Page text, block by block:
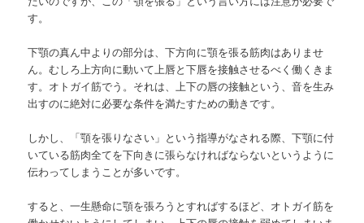
す。
下顎の真ん中よりの部分は、下方向に顎を張る筋肉はありませ
ん。むしろ上方向に動いて上唇と下唇を接触させるべく働くきま
す。オトガイ筋でう。それは、上下の唇の接触という、音を生み
出すのに絶対に必要な条件を満たすための動きです。
しかし、「顎を張りなさい」という指導がなされる際、下顎に付
いている筋肉全てを下向きに張らなければならないというように
伝わってしまうことが多いです。
すると、一生懸命に顎を張ろうとすればするほど、オトガイ筋を